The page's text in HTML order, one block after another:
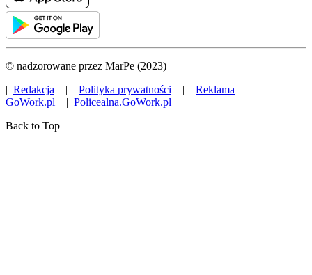
© nadzorowane przez MarPe (2023)
| Redakcja | Polityka prywatności | Reklama |
GoWork.pl | Policealna.GoWork.pl |
Back to Top